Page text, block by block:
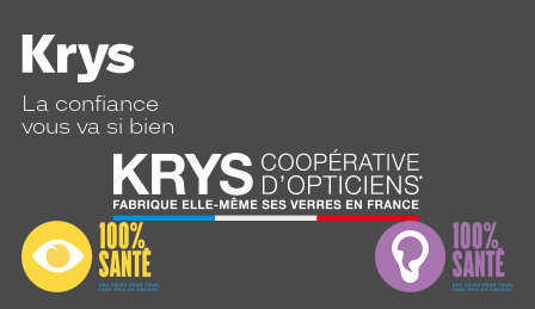
La confiance
vous va si bien